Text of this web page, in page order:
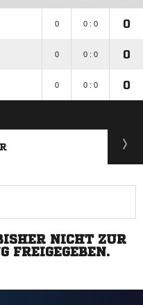
0 0 : 0 0
0 0 : 0 0
0 0 : 0 0
NICHT ZUR
FREIGEGEBEN.